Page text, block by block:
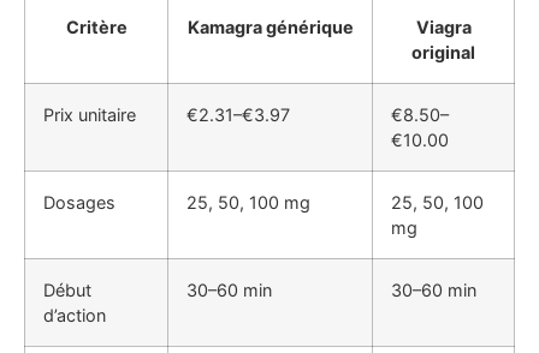
Critère Kamagra générique
Viagra
original
Prix unitaire €2.31–€3.97
€8.50–
€10.00
Dosages 25, 50, 100 mg
25, 50, 100
mg
Début
d’action
30–60 min 30–60 min